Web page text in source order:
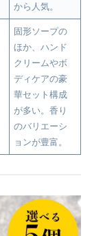
から人気。
固形ソープの
ほか、ハンド
クリームやボ
ディケアの豪
華セット構成
が多い。香り
のバリエーシ
ョンが豊富。